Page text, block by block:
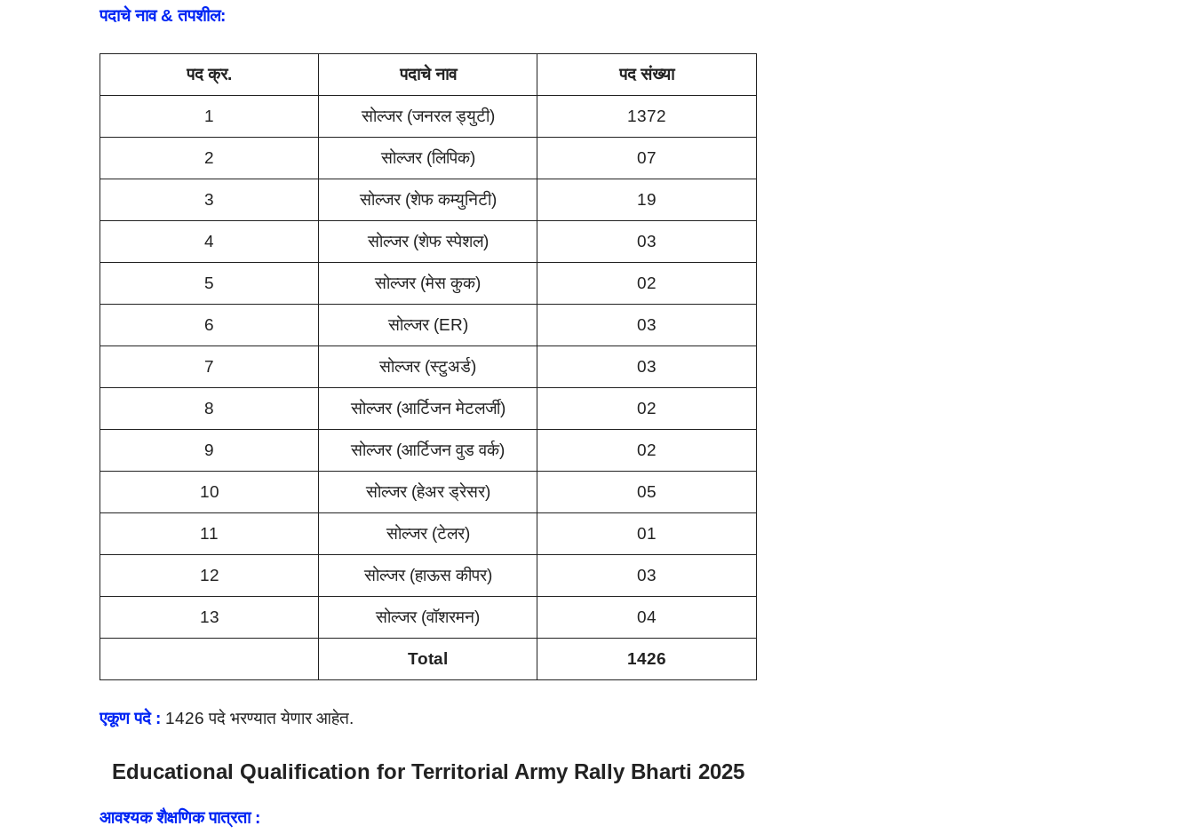
पदाचे नाव & तपशील:
पद क्र. पदाचे नाव पद संख्या
1 सोल्जर (जनरल ड्युटी) 1372
2 सोल्जर (लिपिक) 07
3 सोल्जर (शेफ कम्युनिटी) 19
4 सोल्जर (शेफ स्पेशल) 03
5 सोल्जर (मेस कुक) 02
6 सोल्जर (ER) 03
7 सोल्जर (स्टुअर्ड) 03
8 सोल्जर (आर्टिजन मेटलर्जी) 02
9 सोल्जर (आर्टिजन वुड वर्क) 02
10 सोल्जर (हेअर ड्रेसर) 05
11 सोल्जर (टेलर) 01
12 सोल्जर (हाऊस कीपर) 03
13 सोल्जर (वॉशरमन) 04
Total 1426
एकूण पदे : 1426 पदे भरण्यात येणार आहेत.
Educational Qualification for Territorial Army Rally Bharti 2025
आवश्यक शैक्षणिक पात्रता :